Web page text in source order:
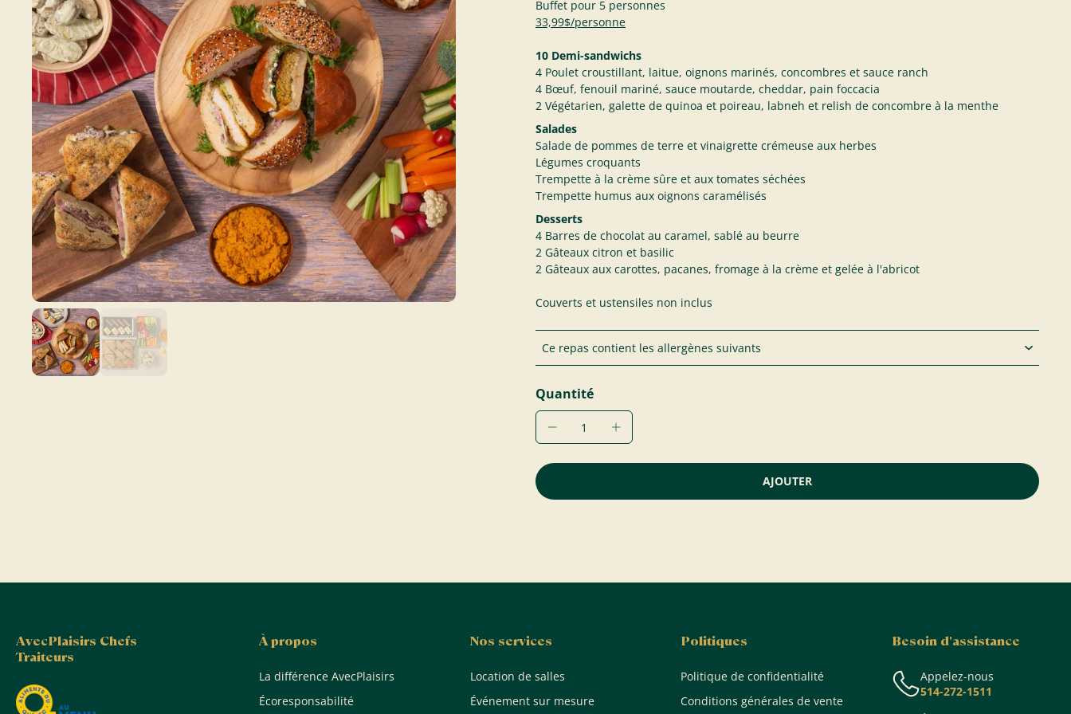
Buffet pour 5 personnes
33,99$/personne
10 Demi-sandwichs
4 Poulet croustillant, laitue, oignons marinés, concombres et sauce ranch
4 Bœuf, fenouil mariné, sauce moutarde, cheddar, pain foccacia
2 Végétarien, galette de quinoa et poireau, labneh et relish de concombre à la menthe
Salades
Salade de pommes de terre et vinaigrette crémeuse aux herbes
Légumes croquants
Trempette à la crème sûre et aux tomates séchées
Trempette humus aux oignons caramélisés
Desserts
4 Barres de chocolat au caramel, sablé au beurre
2 Gâteaux citron et basilic
2 Gâteaux aux carottes, pacanes, fromage à la crème et gelée à l'abricot
Couverts et ustensiles non inclus
Ce repas contient les allergènes suivants
Quantité
AJOUTER
AvecPlaisirs Chefs
Traiteurs
À propos
La différence AvecPlaisirs
Écoresponsabilité
Nos services
Location de salles
Événement sur mesure
Politiques
Politique de confidentialité
Conditions générales de vente
Besoin d'assistance
Appelez-nous
514-272-1511